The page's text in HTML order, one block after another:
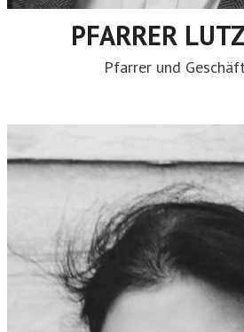
PFARRER
Pfarrer und